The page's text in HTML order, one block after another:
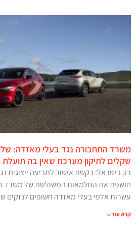
משרד התחבורה נגד בעלי מאזדה:
שקלים לתיקון מערכת שאין בה תועלת
רק בישראל: בקשת אישור לתביעה ייצוגית
חושפת את החלמאות המשולשת של משרד
עשרות אלפי בעלי מאזדה חשופים לנזקים
קרא עוד »